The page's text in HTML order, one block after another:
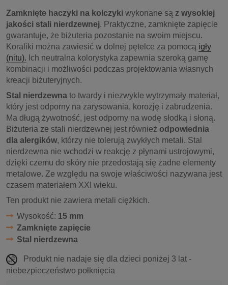
Zamknięte haczyki na kolczyki wykonane są z wysokiej
jakości stali nierdzewnej. Praktyczne, zamknięte zapięcie
gwarantuje, że biżuteria pozostanie na swoim miejscu.
Koraliki można zawiesić w dolnej pętelce za pomocą igły
(nitu). Ich neutralna kolorystyka zapewnia szeroką gamę
kombinacji i możliwości podczas projektowania własnych
kreacji biżuteryjnych.
Stal nierdzewna to twardy i niezwykle wytrzymały materiał,
który jest odporny na zarysowania, korozję i zabrudzenia.
Ma długą żywotność, jest odporny na wodę słodką i słoną.
Biżuteria ze stali nierdzewnej jest również odpowiednia
dla alergików, którzy nie tolerują zwykłych metali. Stal
nierdzewna nie wchodzi w reakcję z płynami ustrojowymi,
dzięki czemu do skóry nie przedostają się żadne elementy
metalowe. Ze względu na swoje właściwości nazywana jest
czasem materiałem XXI wieku.
Ten produkt nie zawiera metali ciężkich.
Wysokość: 15 mm
Zamknięte zapięcie
Stal nierdzewna
Produkt nie nadaje się dla dzieci poniżej 3 lat -
niebezpieczeństwo połknięcia